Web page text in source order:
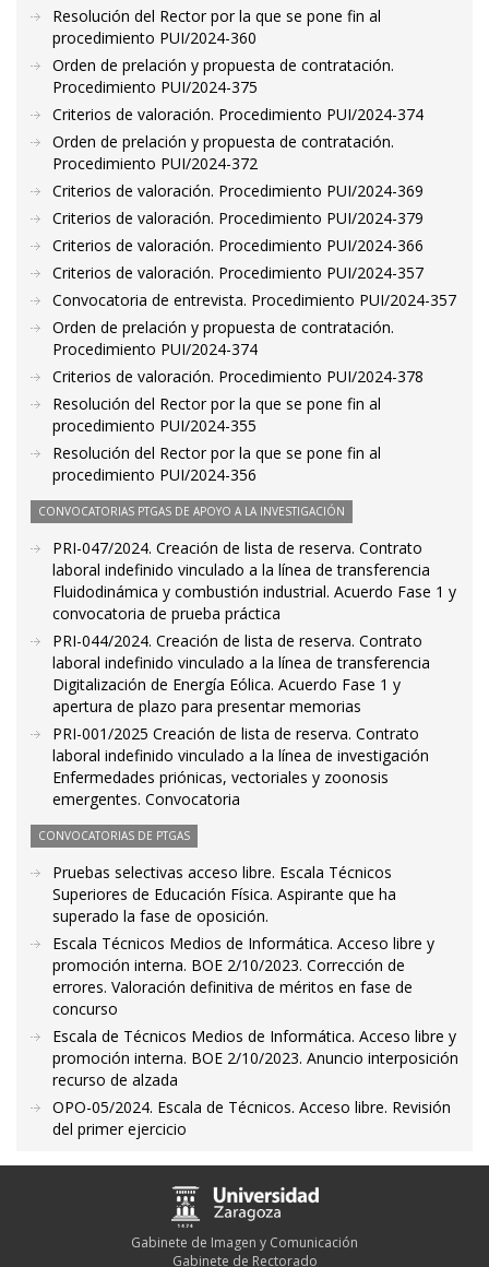
Resolución del Rector por la que se pone fin al
procedimiento PUI/2024-360
Orden de prelación y propuesta de contratación.
Procedimiento PUI/2024-375
Criterios de valoración. Procedimiento PUI/2024-374
Orden de prelación y propuesta de contratación.
Procedimiento PUI/2024-372
Criterios de valoración. Procedimiento PUI/2024-369
Criterios de valoración. Procedimiento PUI/2024-379
Criterios de valoración. Procedimiento PUI/2024-366
Criterios de valoración. Procedimiento PUI/2024-357
Convocatoria de entrevista. Procedimiento PUI/2024-357
Orden de prelación y propuesta de contratación.
Procedimiento PUI/2024-374
Criterios de valoración. Procedimiento PUI/2024-378
Resolución del Rector por la que se pone fin al
procedimiento PUI/2024-355
Resolución del Rector por la que se pone fin al
procedimiento PUI/2024-356
CONVOCATORIAS PTGAS DE APOYO A LA INVESTIGACIÓN
PRI-047/2024. Creación de lista de reserva. Contrato
laboral indefinido vinculado a la línea de transferencia
Fluidodinámica y combustión industrial. Acuerdo Fase 1 y
convocatoria de prueba práctica
PRI-044/2024. Creación de lista de reserva. Contrato
laboral indefinido vinculado a la línea de transferencia
Digitalización de Energía Eólica. Acuerdo Fase 1 y
apertura de plazo para presentar memorias
PRI-001/2025 Creación de lista de reserva. Contrato
laboral indefinido vinculado a la línea de investigación
Enfermedades priónicas, vectoriales y zoonosis
emergentes. Convocatoria
CONVOCATORIAS DE PTGAS
Pruebas selectivas acceso libre. Escala Técnicos
Superiores de Educación Física. Aspirante que ha
superado la fase de oposición.
Escala Técnicos Medios de Informática. Acceso libre y
promoción interna. BOE 2/10/2023. Corrección de
errores. Valoración definitiva de méritos en fase de
concurso
Escala de Técnicos Medios de Informática. Acceso libre y
promoción interna. BOE 2/10/2023. Anuncio interposición
recurso de alzada
OPO-05/2024. Escala de Técnicos. Acceso libre. Revisión
del primer ejercicio
Gabinete de Imagen y Comunicación
Gabinete de Rectorado